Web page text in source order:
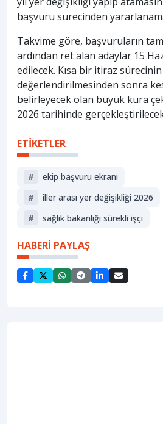
başvuru sürecinden
Takvime göre, başvuruların
ardından ret alan adaylar 15
edilecek. Kısa bir itiraz sürecinin
değerlendirilmesinden sonra
belirleyecek olan büyük kura
2026 tarihinde
ETİKETLER
#
eki̇p başvuru ekranı
#
iller arası yer değişikliği 2026
#
sağlık bakanlığı sürekli işçi
HABERİ PAYLAŞ